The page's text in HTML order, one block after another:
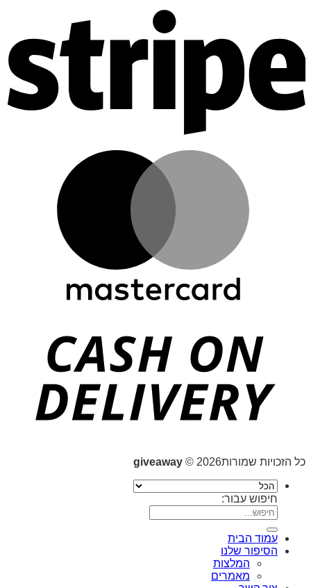
כל הזכויות שמורות2026 © giveaway
חיפוש עבור:
עמוד הבית
הסיפור שלנו
המלצות
מאמרים